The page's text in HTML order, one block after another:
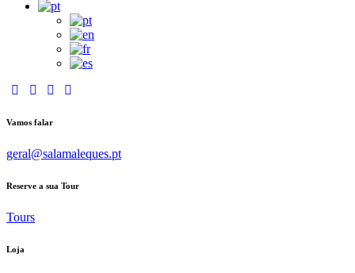
Vamos falar
geral@salamaleques.pt
Reserve a sua Tour
Tours
Loja